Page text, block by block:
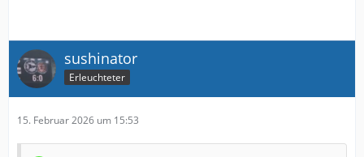
sushinator
Erleuchteter
15. Februar 2026 um 15:53